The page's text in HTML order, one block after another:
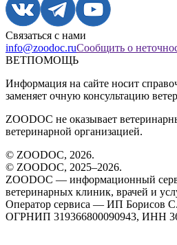
Связаться с нами
info@zoodoc.ruСообщить о
ВЕТПОМОЩЬ
Информация на сайте носит
заменяет очную консультацию
ZOODOC не оказывает
ветеринарной организацией.
© ZOODOC, 2026.
© ZOODOC, 2025–2026.
ZOODOC — информационный
ветеринарных клиник, врачей и
Оператор сервиса — ИП Борисов
ОГРНИП 319366800090943, ИНН